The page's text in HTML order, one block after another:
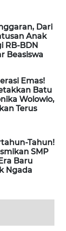
Dari
Anak
RB-BDN
Beasiswa
Emas!
Batu
Wolowio,
Terus
Tahun!
SMP
Baru
Ngada